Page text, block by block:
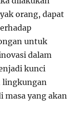
orang, dapat
untuk
dalam
kunci
lingkungan
masa yang akan